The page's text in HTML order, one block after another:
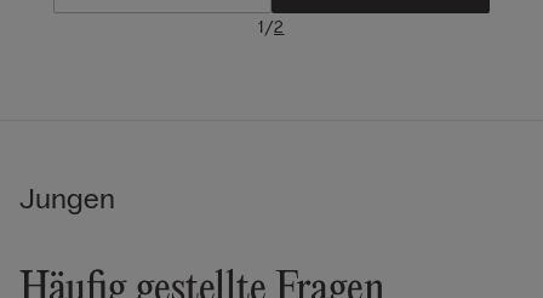
1/2
Jungen